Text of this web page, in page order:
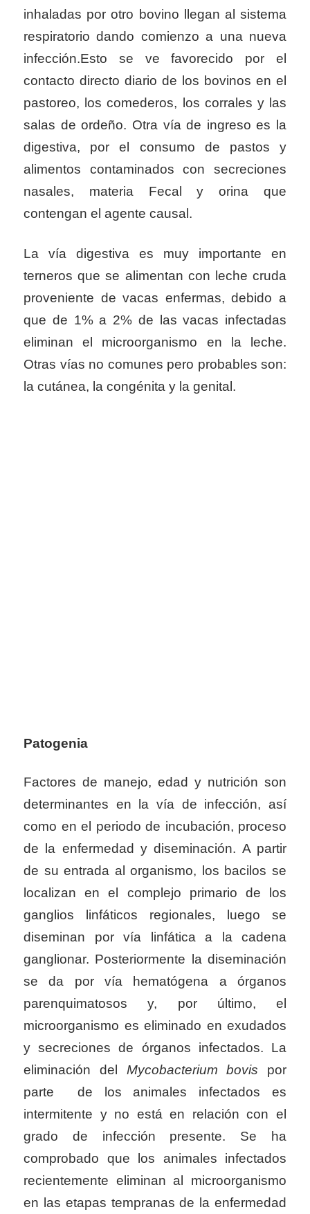
inhaladas por otro bovino llegan al sistema
respiratorio dando comienzo a una nueva
infección.Esto se ve favorecido por el
contacto directo diario de los bovinos en el
pastoreo, los comederos, los corrales y las
salas de ordeño. Otra vía de ingreso es la
digestiva, por el consumo de pastos y
alimentos contaminados con secreciones
nasales, materia Fecal y orina que
contengan el agente causal.
La vía digestiva es muy importante en
terneros que se alimentan con leche cruda
proveniente de vacas enfermas, debido a
que de 1% a 2% de las vacas infectadas
eliminan el microorganismo en la leche.
Otras vías no comunes pero probables son:
la cutánea, la congénita y la genital.
Patogenia
Factores de manejo, edad y nutrición son
determinantes en la vía de infección, así
como en el periodo de incubación, proceso
de la enfermedad y diseminación. A partir
de su entrada al organismo, los bacilos se
localizan en el complejo primario de los
ganglios linfáticos regionales, luego se
diseminan por vía linfática a la cadena
ganglionar. Posteriormente la diseminación
se da por vía hematógena a órganos
parenquimatosos y, por último, el
microorganismo es eliminado en exudados
y secreciones de órganos infectados. La
eliminación del Mycobacterium bovis por
parte de los animales infectados es
intermitente y no está en relación con el
grado de infección presente. Se ha
comprobado que los animales infectados
recientemente eliminan al microorganismo
en las etapas tempranas de la enfermedad